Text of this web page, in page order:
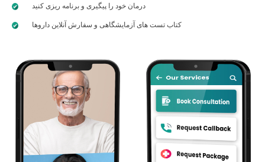
درمان خود را پیگیری و برنامه ریزی کنید
کتاب تست های آزمایشگاهی و سفارش آنلاین داروها